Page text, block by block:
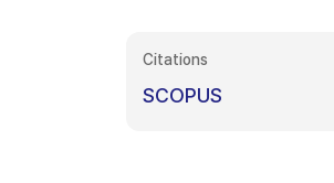
Citations
SCOPUS